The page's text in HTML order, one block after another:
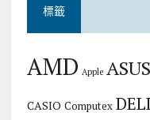
標籤
AMD Apple ASUS
CASIO Computex